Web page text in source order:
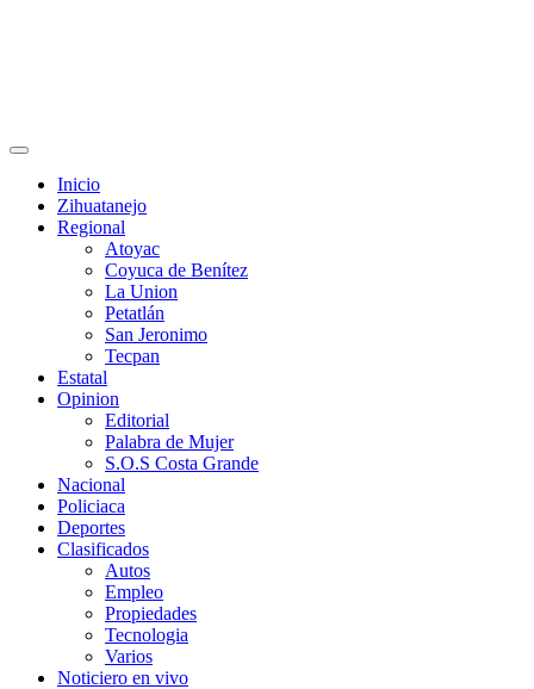
Primary
Inicio
Zihuatanejo
Regional
Atoyac
Coyuca de Benítez
La Union
Petatlán
San Jeronimo
Tecpan
Estatal
Opinion
Editorial
Palabra de Mujer
S.O.S Costa Grande
Nacional
Policiaca
Deportes
Clasificados
Autos
Empleo
Propiedades
Tecnologia
Varios
Noticiero en vivo